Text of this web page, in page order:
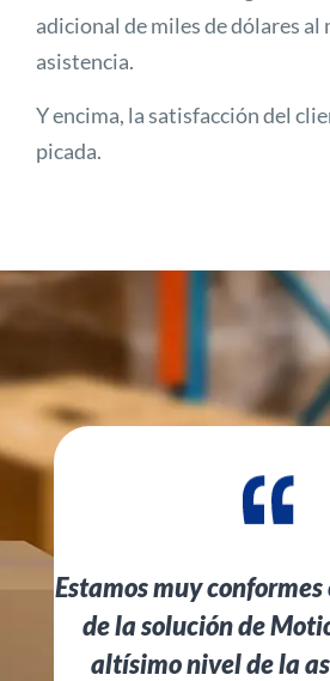
adicional de miles de dólares al
asistencia.
Y encima, la satisfacción del
picada.
Estamos muy
de la solución de
altísimo nivel de la